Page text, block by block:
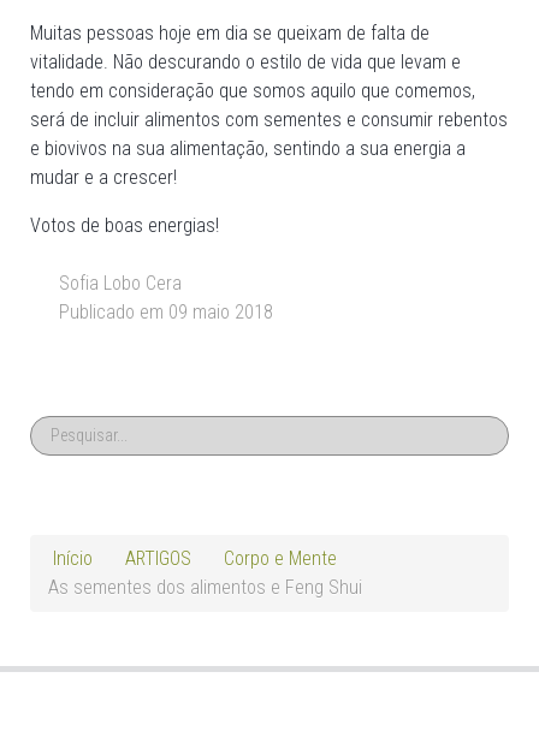
Muitas pessoas hoje em dia se queixam de falta de
vitalidade. Não descurando o estilo de vida que levam e
tendo em consideração que somos aquilo que comemos,
será de incluir alimentos com sementes e consumir rebentos
e biovivos na sua alimentação, sentindo a sua energia a
mudar e a crescer!
Votos de boas energias!
Sofia Lobo Cera
Publicado em 09 maio 2018
Início ARTIGOS
Corpo e Mente
As sementes dos alimentos e Feng Shui